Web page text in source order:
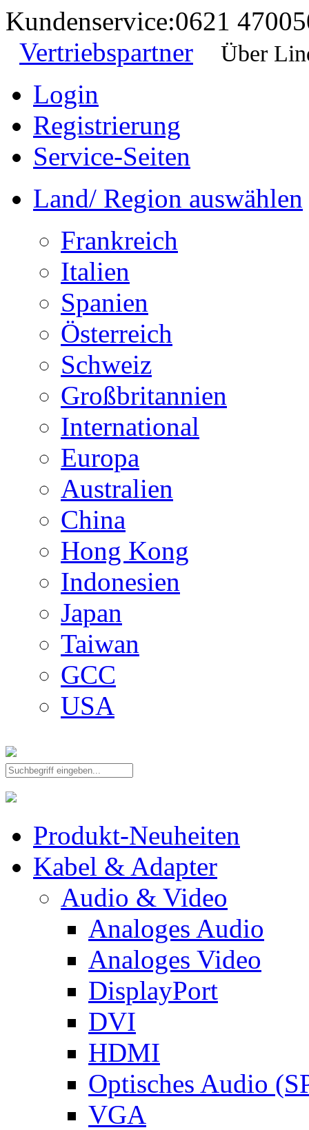
Kundenservice:0621
Vertriebspartner
Über
Login
Registrierung
Service-Seiten
Land/ Region auswählen
Frankreich
Italien
Spanien
Österreich
Schweiz
Großbritannien
International
Europa
Australien
China
Hong Kong
Indonesien
Japan
Taiwan
GCC
USA
Produkt-Neuheiten
Kabel & Adapter
Audio & Video
Analoges Audio
Analoges Video
DisplayPort
DVI
HDMI
Optisches Audio
VGA